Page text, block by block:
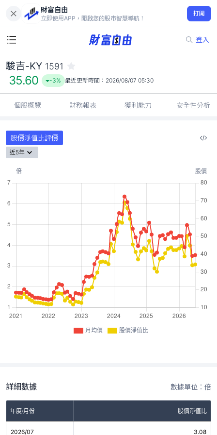
財富自由
立即使用APP，開啟您的股市智慧導航！
打開
登入
35.60
-3%
駿吉-KY 1591
35.60 -3% 最近更新時間： 2026/08/07 05:30
個股概覽 財務報表 獲利能力 安全性分析
股價淨值比評價
近5年
月均價 股價淨值比
詳細數據 數據單位：倍
年度/月份 股價淨值比
2026/07 3.08